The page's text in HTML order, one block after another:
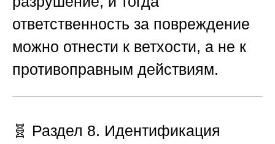
ответственность за повреждение
можно отнести к ветхости, а не к
противоправным действиям.
🧬 Раздел 8. Идентификация